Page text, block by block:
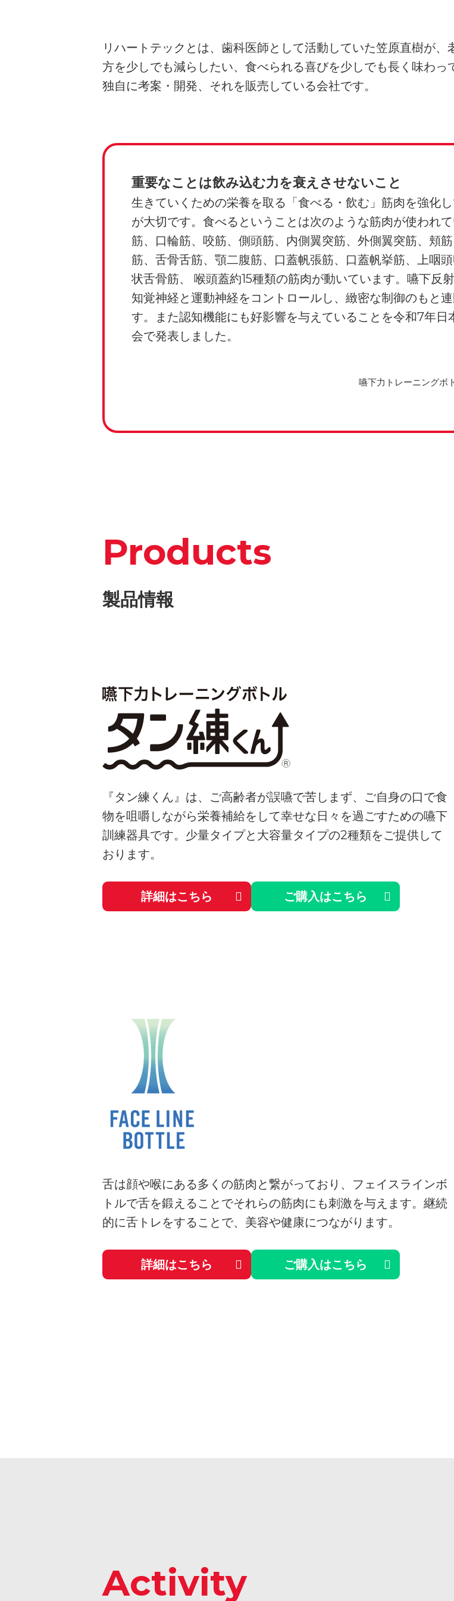
リハートテックとは、歯科医師として活動していた笠原直樹が
方を少しでも減らしたい、食べられる喜びを少しでも長く味わ
独自に考案・開発、それを販売している会社です。
重要なことは飲み込む力を衰えさせないこと
生きていくための栄養を取る「食べる・飲む」筋肉を強化
が大切です。食べるということは次のような筋肉が使われ
筋、口輪筋、咬筋、側頭筋、内側翼突筋、外側翼突筋、頬
筋、舌骨舌筋、顎二腹筋、口蓋帆張筋、口蓋帆挙筋、上咽
状舌骨筋、 喉頭蓋約15種類の筋肉が動いています。嚥下反
知覚神経と運動神経をコントロールし、緻密な制御のもと
す。また認知機能にも好影響を与えていることを令和7年日
会で発表しました。
嚥下力トレーニングボ
Products
製品情報
『タン練くん』は、ご高齢者が誤嚥で苦しまず、ご自身の口で食
物を咀嚼しながら栄養補給をして幸せな日々を過ごすための嚥下
訓練器具です。少量タイプと大容量タイプの2種類をご提供して
おります。
詳細はこちら ご購入はこちら
舌は顔や喉にある多くの筋肉と繋がっており、フェイスラインボ
トルで舌を鍛えることでそれらの筋肉にも刺激を与えます。継続
的に舌トレをすることで、美容や健康につながります。
詳細はこちら ご購入はこちら
Activity